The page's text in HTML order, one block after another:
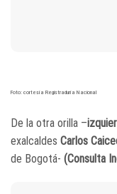
Foto: cortesía Registraduría Nacional
De la otra orilla –
exalcaldes Carlos
de Bogotá- (Consulta